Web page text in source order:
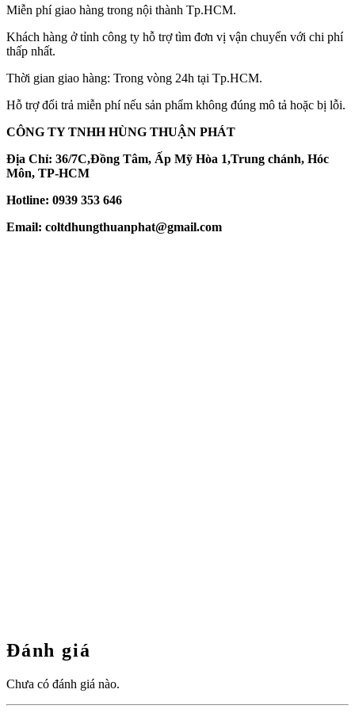
Miễn phí giao hàng trong nội thành Tp.HCM.
Khách hàng ở tỉnh công ty hỗ trợ tìm đơn vị vận chuyển với chi phí
thấp nhất.
Thời gian giao hàng: Trong vòng 24h tại Tp.HCM.
Hỗ trợ đổi trả miễn phí nếu sản phẩm không đúng mô tả hoặc bị lỗi.
CÔNG TY TNHH HÙNG THUẬN PHÁT
Địa Chỉ: 36/7C,Đồng Tâm, Ấp Mỹ Hòa 1,Trung chánh, Hóc
Môn, TP-HCM
Hotline: 0939 353 646
Email: coltdhungthuanphat@gmail.com
Đánh giá
Chưa có đánh giá nào.